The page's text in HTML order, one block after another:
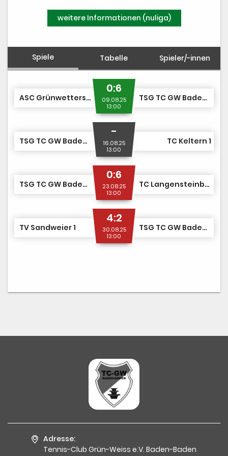
weitere Informationen (nuliga)
Spiele Tabelle Spieler/-innen
ASC Grünwettersbach 1
0:6
09.08.25
13:00
TSG TC GW Baden-Baden/TC BW Baden-Baden 1
TSG TC GW Baden-Baden/TC BW Baden-Baden 1
-
16.08.25
13:00
TC Keltern 1
TSG TC GW Baden-Baden/TC BW Baden-Baden 1
0:6
23.08.25
13:00
TC Langensteinbach 1
TV Sandweier 1
4:2
30.08.25
13:00
TSG TC GW Baden-Baden/TC BW Baden-Baden 1
Adresse:
Tennis-Club Grün-Weiss e.V. Baden-Baden